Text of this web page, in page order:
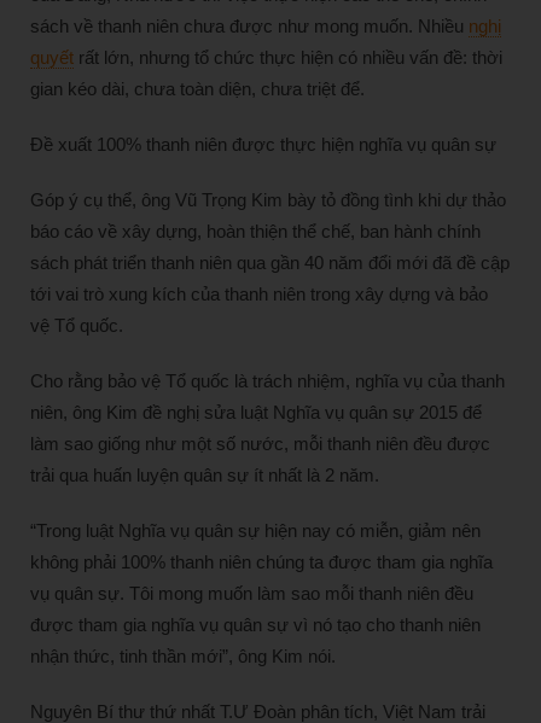
sách về thanh niên chưa được như mong muốn. Nhiều nghị
quyết rất lớn, nhưng tổ chức thực hiện có nhiều vấn đề: thời
gian kéo dài, chưa toàn diện, chưa triệt để.
Đề xuất 100% thanh niên được thực hiện nghĩa vụ quân sự
Góp ý cụ thể, ông Vũ Trọng Kim bày tỏ đồng tình khi dự thảo
báo cáo về xây dựng, hoàn thiện thể chế, ban hành chính
sách phát triển thanh niên qua gần 40 năm đổi mới đã đề cập
tới vai trò xung kích của thanh niên trong xây dựng và bảo
vệ Tổ quốc.
Cho rằng bảo vệ Tổ quốc là trách nhiệm, nghĩa vụ của thanh
niên, ông Kim đề nghị sửa luật Nghĩa vụ quân sự 2015 để
làm sao giống như một số nước, mỗi thanh niên đều được
trải qua huấn luyện quân sự ít nhất là 2 năm.
“Trong luật Nghĩa vụ quân sự hiện nay có miễn, giảm nên
không phải 100% thanh niên chúng ta được tham gia nghĩa
vụ quân sự. Tôi mong muốn làm sao mỗi thanh niên đều
được tham gia nghĩa vụ quân sự vì nó tạo cho thanh niên
nhận thức, tinh thần mới”, ông Kim nói.
Nguyên Bí thư thứ nhất T.Ư Đoàn phân tích, Việt Nam trải